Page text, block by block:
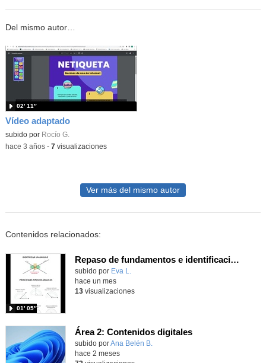
Del mismo autor…
Vídeo adaptado
subido por Rocío G.
02′ 11″
-hace 3 años- 7 visualizaciones
Ver más del mismo autor
Contenidos relacionados:
Repaso de fundamentos e identificación de ángulos
Contenido educativo.
subido por Eva L.
01′ 05″
hace un mes
13visualizaciones
Área 2: Contenidos digitales
Contenido educativo.
subido porAna Belén B.
hace 2 meses